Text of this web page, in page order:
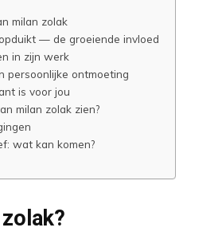
milan zolak
— de groeiende invloed
in zijn werk
persoonlijke ontmoeting
is voor jou
milan zolak zien?
wat kan komen?